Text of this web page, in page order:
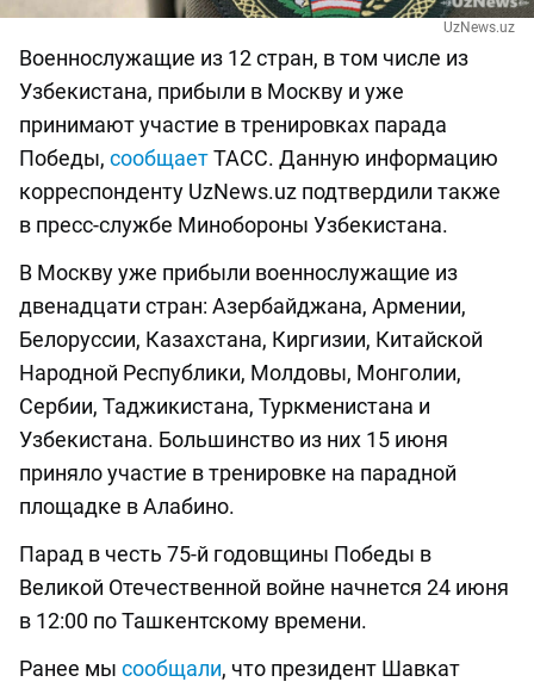
UzNews.uz
Военнослужащие из 12 стран, в том числе из
Узбекистана, прибыли в Москву и уже
принимают участие в тренировках парада
Победы, сообщаетТАСС. Данную информацию
корреспонденту UzNews.uz подтвердили также
в пресс-службе Минобороны Узбекистана.
В Москву уже прибыли военнослужащие из
двенадцати стран: Азербайджана, Армении,
Белоруссии, Казахстана, Киргизии, Китайской
Народной Республики, Молдовы, Монголии,
Сербии, Таджикистана, Туркменистана и
Узбекистана. Большинство из них 15 июня
приняло участие в тренировке на парадной
площадке в Алабино.
Парад в честь 75-й годовщины Победы в
Великой Отечественной войне начнется 24 июня
в 12:00 по Ташкентскому времени.
Ранее мы сообщали, что президент Шавкат